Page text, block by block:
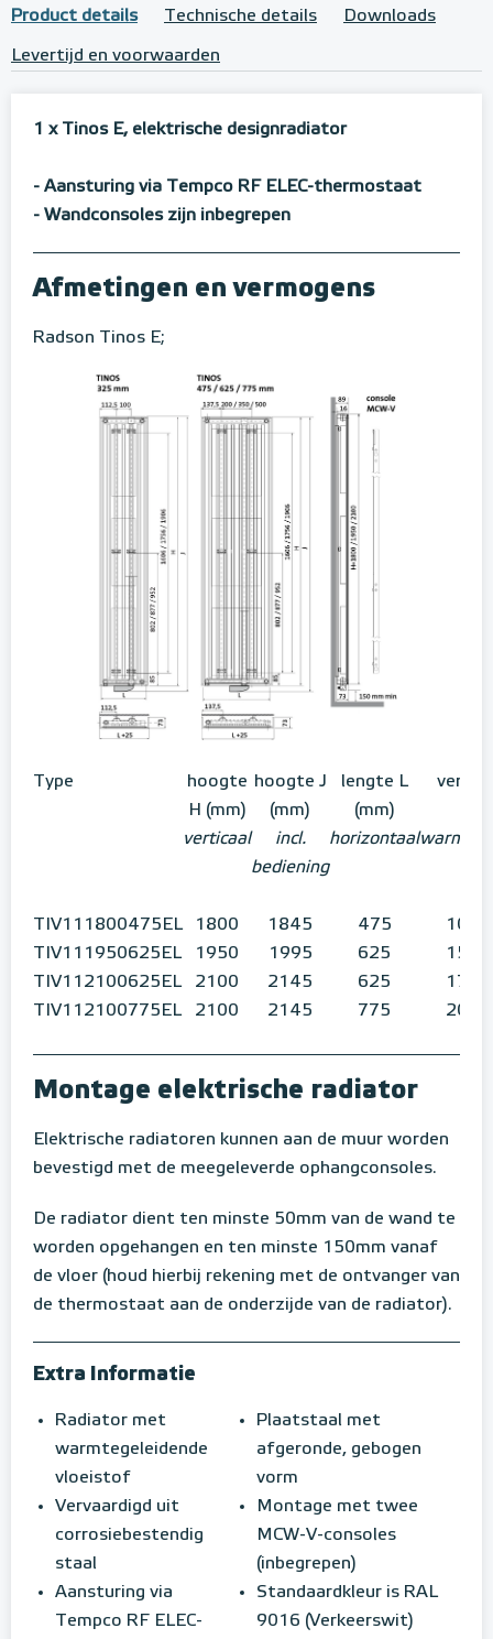
Product details Technische details Downloads
Levertijd en voorwaarden
1 x Tinos E, elektrische designradiator
- Aansturing via Tempco RF ELEC-thermostaat
- Wandconsoles zijn inbegrepen
Afmetingen en vermogens
Radson Tinos E;
Type
hoogte
H (mm)
hoogte J
(mm)
lengte L
(mm)
verticaal
incl.
bediening
horizontaal
TIV111800475EL 1800 1845 475
1000
TIV111950625EL
1950 1995 625
1500
TIV112100625EL
2100 2145 625
1750
TIV112100775EL
2100 2145 775 2000
Montage elektrische radiator
Elektrische radiatoren kunnen aan de muur worden
bevestigd met de meegeleverde ophangconsoles.
De radiator dient ten minste 50mm van de wand te
worden opgehangen en ten minste 150mm vanaf
de vloer (houd hierbij rekening met de ontvanger van
de thermostaat aan de onderzijde van de radiator).
Extra Informatie
Radiator met
warmtegeleidende
vloeistof
Vervaardigd uit
corrosiebestendig
staal
Aansturing via
Tempco RF ELEC-
Plaatstaal met
afgeronde, gebogen
vorm
Montage met twee
MCW-V-consoles
(inbegrepen)
Standaardkleur is RAL
9016 (Verkeerswit)